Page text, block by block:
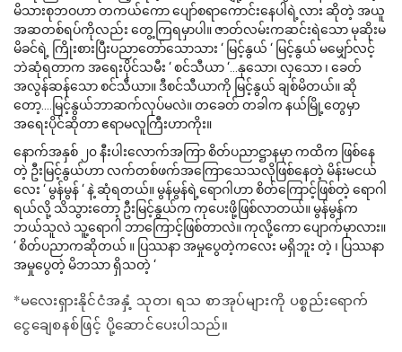
မိသားစုဘဝဟာ တကယ်ကော ပျော်စရာကောင်းနေပါရဲ့လား ဆိုတဲ့ အယူ
အဆတစ်ရပ်ကိုလည်း တွေ့ကြရမှာပါ။ ဇာတ်လမ်းကဆင်းရဲသော မုဆိုးမ
မိခင်ရဲ့ ကြိုးစားပြီးပညာတော်သောသား ‘ မြင့်နွယ် ‘ မြင့်နွယ် မမျှော်လင့်
ဘဲဆုံရတာက အရေးပိုင်သမီး ‘ စင်သီယာ ‘…နုသော၊ လှသော ၊ ခေတ်
အလွန်ဆန်သော စင်သီယာ။ ဒီစင်သီယာကို မြင့်နွယ် ချစ်မိတယ်။ ဆို
တော့….မြင့်နွယ်ဘာဆက်လုပ်မလဲ။ တခေတ် တခါက နယ်မြို့တွေမှာ
အရေးပိုင်ဆိုတာ ဧရာမလူကြီးဟာကိုး။
နောက်အနှစ် ၂၀ နီးပါးလောက်အကြာ စိတ်ပညာဋ္ဌာနမှာ ကထိက ဖြစ်နေ
တဲ့ ဦးမြင့်နွယ်ဟာ လက်တစ်ဖက်အကြောသေသလိုဖြစ်နေတဲ့ မိန်းမငယ်
လေး ‘ မွန်မွန် ‘ နဲ့ ဆုံရတယ်။ မွန်မွန်ရဲ့ရောဂါဟာ စိတ်ကြောင့်ဖြစ်တဲ့ ရောဂါ
ရယ်လို့ သိသွားတော့ ဦးမြင့်နွယ်က ကုပေးဖို့ဖြစ်လာတယ်။ မွန်မွန်က
ဘယ်သူလဲ သူ့ရောဂါ ဘာကြောင့်ဖြစ်တာလဲ။ ကုလို့ကော ပျောက်မှာလား။
‘ စိတ်ပညာကဆိုတယ် ။ ပြဿနာ အမှုပွေတဲ့ကလေး မရှိဘူး တဲ့ ၊ ပြဿနာ
အမှုပွေတဲ့ မိဘသာ ရှိသတဲ့ ‘
*မလေးရှားနိုင်ငံအနှံ့ သုတ၊ ရသ စာအုပ်များကို ပစ္စည်းရောက်
ငွေချေစနစ်ဖြင့် ပို့ဆောင်ပေးပါသည်။